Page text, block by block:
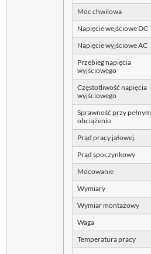
Moc chwilowa
Napięcie wejściowe DC
Napięcie wyjściowe AC
Przebieg napięcia
wyjściowego
Częstotliwość napięcia
wyjściowego
Sprawność przy pełnym
obciążeniu
Prąd pracy jałowej.
Prąd spoczynkowy
Mocowanie
Wymiary
Wymiar montażowy
Waga
Temperatura pracy